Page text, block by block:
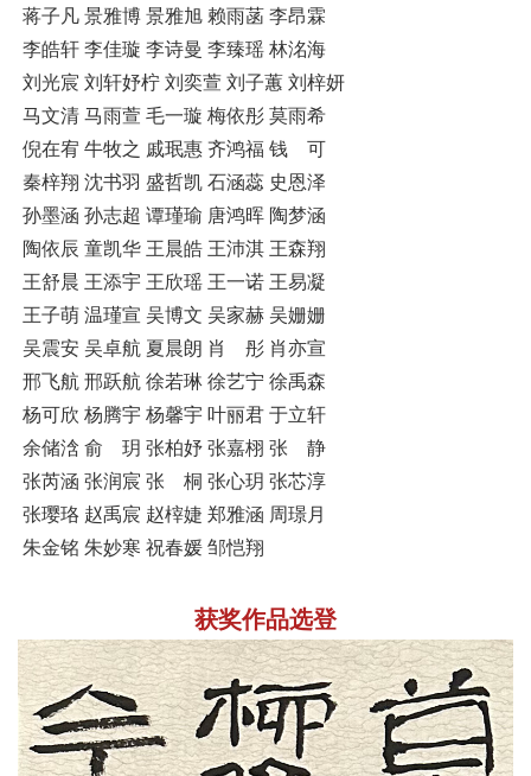
蒋子凡 景雅博 景雅旭 赖雨菡 李昂霖
李皓轩 李佳璇 李诗曼 李臻瑶 林洺海
刘光宸 刘轩妤柠 刘奕萱 刘子蕙 刘梓妍
马文清 马雨萱 毛一璇 梅依彤 莫雨希
倪在宥 牛牧之 戚珉惠 齐鸿福 钱 可
秦梓翔 沈书羽 盛哲凯 石涵蕊 史恩泽
孙墨涵 孙志超 谭瑾瑜 唐鸿晖 陶梦涵
陶依辰 童凯华 王晨皓 王沛淇 王森翔
王舒晨 王添宇 王欣瑶 王一诺 王易凝
王子萌 温瑾宣 吴博文 吴家赫 吴姗姗
吴震安 吴卓航 夏晨朗 肖 彤 肖亦宣
邢飞航 邢跃航 徐若琳 徐艺宁 徐禹森
杨可欣 杨腾宇 杨馨宇 叶丽君 于立轩
余储浛 俞 玥 张柏妤 张嘉栩 张 静
张芮涵 张润宸 张 桐 张心玥 张芯淳
张璎珞 赵禹宸 赵榟婕 郑雅涵 周璟月
朱金铭 朱妙寒 祝春媛 邹恺翔
获奖作品选登